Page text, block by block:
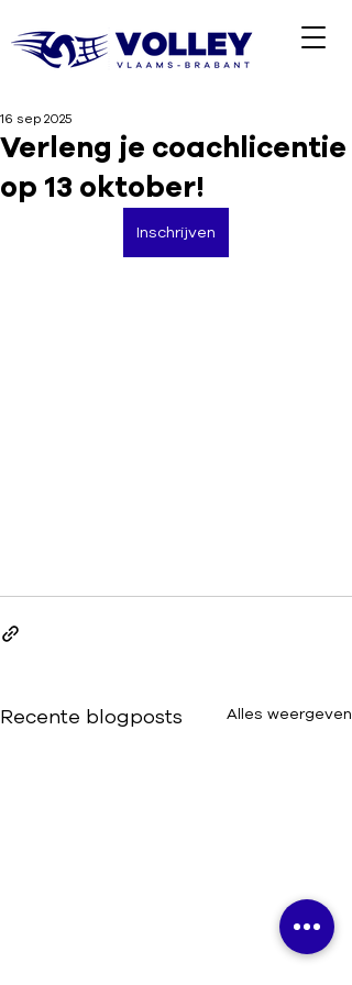
Verleng je coachlicentie
op 13 oktober!
16 sep 2025
Inschrijven
Recente blogposts Alles weergeven